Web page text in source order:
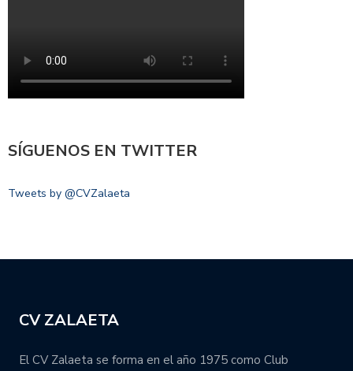
SÍGUENOS EN TWITTER
Tweets by @CVZalaeta
CV ZALAETA
El CV Zalaeta se forma en el año 1975 como Club